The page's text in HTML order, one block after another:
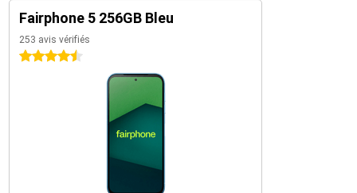
Fairphone 5 256GB Bleu
253 avis vérifiés
4.5 étoiles